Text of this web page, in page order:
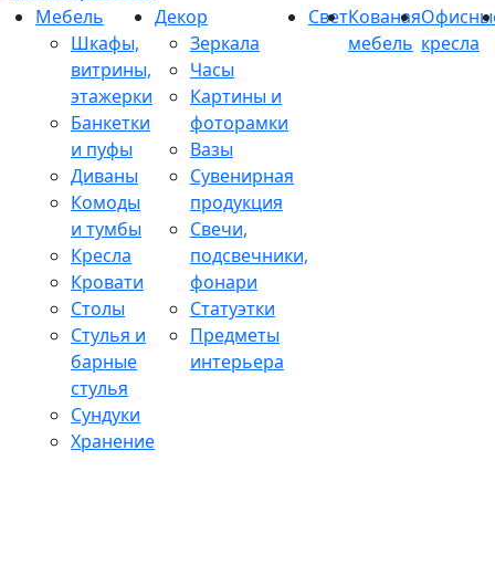
Мебель
Шкафы,
витрины,
этажерки
Банкетки
и пуфы
Диваны
Комоды
и тумбы
Кресла
Кровати
Столы
Стулья и
барные
стулья
Сундуки
Хранение
Декор
Зеркала
Часы
Картины и
фоторамки
Вазы
Сувенирная
продукция
Свечи,
подсвечники,
фонари
Статуэтки
Предметы
интерьера
СветКованая
мебель кресла